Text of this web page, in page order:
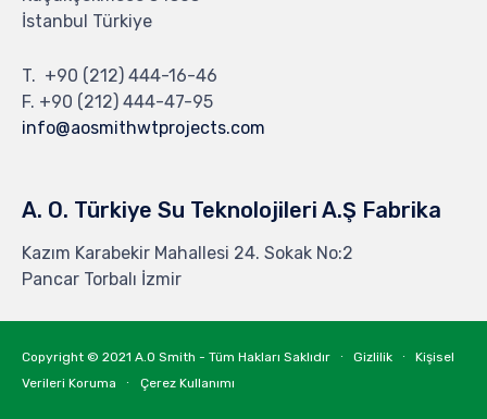
İstanbul Türkiye
T. +90 (212) 444-16-46
F. +90 (212) 444-47-95
info@aosmithwtprojects.com
A. O. Türkiye Su Teknolojileri A.Ş Fabrika
Kazım Karabekir Mahallesi 24. Sokak No:2
Pancar Torbalı İzmir
Copyright © 2021 A.O Smith - Tüm Hakları Saklıdır ∙ Gizlilik ∙ Kişisel
Verileri Koruma ∙ Çerez Kullanımı